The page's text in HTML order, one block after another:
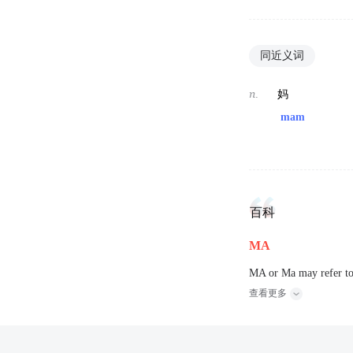
同近义词
n.
妈
mam
百科
MA
MA or Ma may refer
查看更多